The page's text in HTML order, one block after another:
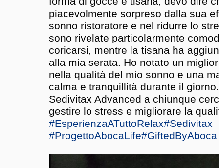
piacevolmente sorpreso dalla sua
sonno ristoratore e nel ridurre lo
sono rivelate particolarmente
coricarsi, mentre la tisana ha
alla mia serata. Ho notato un
nella qualità del mio sonno e una
calma e tranquillità durante il
Sedivitax Advanced a chiunque
gestire lo stress e migliorare la
#EsperienzaATuttoRelax#Sedivitax
#ProgettoAbocaLife#GiftedByAboca